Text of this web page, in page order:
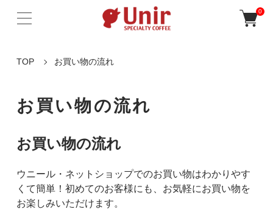
0
TOP お買い物の流れ
お買い物の流れ
お買い物の流れ
ウニール・ネットショップでのお買い物はわかりやす
くて簡単！初めてのお客様にも、お気軽にお買い物を
お楽しみいただけます。